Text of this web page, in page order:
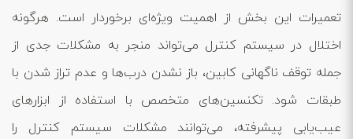
تعمیرات این بخش از اهمیت ویژه‌ای برخوردار است. هرگونه
اختلال در سیستم کنترل می‌تواند منجر به مشکلات جدی از
جمله توقف ناگهانی کابین، باز نشدن درب‌ها و عدم تراز شدن با
طبقات شود. تکنسین‌های متخصص با استفاده از ابزارهای
عیب‌یابی پیشرفته، می‌توانند مشکلات سیستم کنترل را